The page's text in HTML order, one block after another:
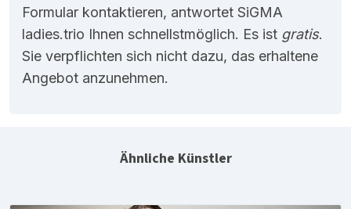
Formular kontaktieren, antwortet SiGMA
ladies.trio Ihnen schnellstmöglich. Es ist gratis.
Sie verpflichten sich nicht dazu, das erhaltene
Angebot anzunehmen.
Ähnliche Künstler